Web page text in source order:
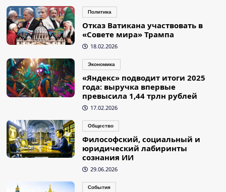
Политика
Отказ Ватикана участвовать в
«Совете мира» Трампа
18.02.2026
Экономика
«Яндекс» подводит итоги 2025
года: выручка впервые
превысила 1,44 трлн рублей
17.02.2026
Общество
Философский, социальный и
юридический лабиринты
сознания ИИ
29.06.2026
События